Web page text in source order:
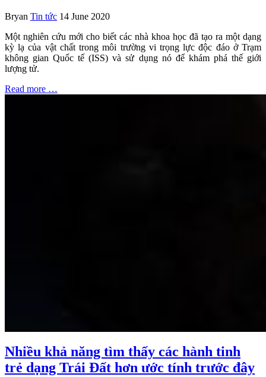
Bryan Tin tức 14 June 2020
Một nghiên cứu mới cho biết các nhà khoa học đã tạo ra một dạng
kỳ lạ của vật chất trong môi trường vi trọng lực độc đáo ở Trạm
không gian Quốc tế (ISS) và sử dụng nó để khám phá thế giới
lượng tử.
Read more …
Nhiều khả năng tìm thấy các hành tinh
trẻ dạng Trái Đất hơn ước tính trước đây